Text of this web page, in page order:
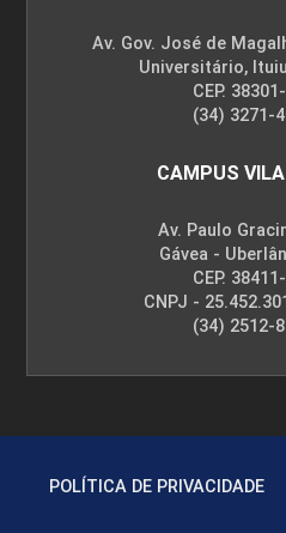
Av. Gov. José de
Universitário,
CEP.
(34) 3271-
CAMPUS
Av. Paulo
Gávea -
CEP.
CNPJ -
(34) 2512-
POLÍTICA DE PRIVACIDADE